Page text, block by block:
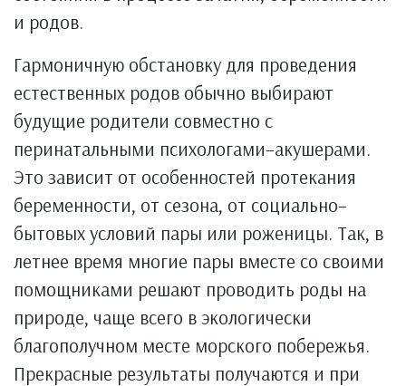
и родов.
Гармоничную обстановку для проведения
естественных родов обычно выбирают
будущие родители совместно с
перинатальными психологами–акушерами.
Это зависит от особенностей протекания
беременности, от сезона, от социально–
бытовых условий пары или роженицы. Так, в
летнее время многие пары вместе со своими
помощниками решают проводить роды на
природе, чаще всего в экологически
благополучном месте морского побережья.
Прекрасные результаты получаются и при